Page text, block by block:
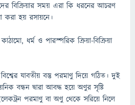
বিক্রিয়ার সময় এরা কি ধরনের আচরণ
হয় রসায়নে।
ধর্ম ও পারস্পরিক ক্রিয়া-বিক্রিয়া
যাবতীয় বস্তু পরমাণু দিয়ে গঠিত। দুই
বন্ধন দ্বারা আবদ্ধ হয়ে অণুর সৃষ্টি
পরমাণু বা অণু থেকে সরিয়ে নিলে